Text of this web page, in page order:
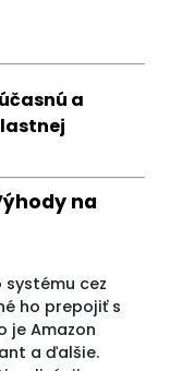
a
na
cez
ho prepojiť s
je Amazon
a ďalšie.